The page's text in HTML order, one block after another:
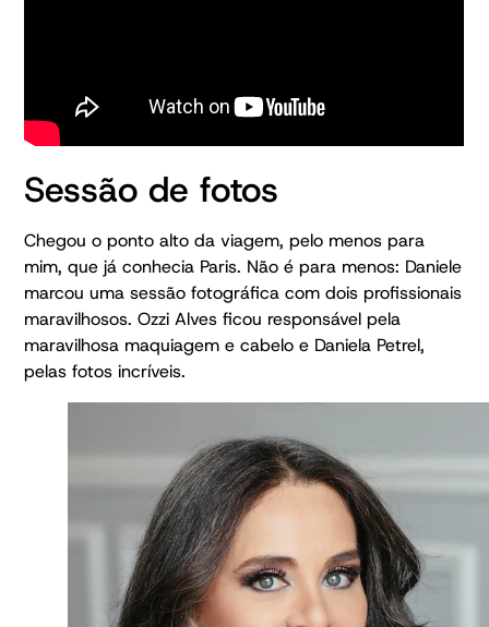
Sessão de fotos
Chegou o ponto alto da viagem, pelo menos para
mim, que já conhecia Paris. Não é para menos: Daniele
marcou uma sessão fotográfica com dois profissionais
maravilhosos. Ozzi Alves ficou responsável pela
maravilhosa maquiagem e cabelo e Daniela Petrel,
pelas fotos incríveis.